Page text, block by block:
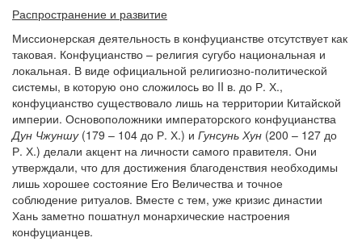
Распространение и развитие
Миссионерская деятельность в конфуцианстве отсутствует как
таковая. Конфуцианство – религия сугубо национальная и
локальная. В виде официальной религиозно-политической
системы, в которую оно сложилось во II в. до Р. Х.,
конфуцианство существовало лишь на территории Китайской
империи. Основоположники императорского конфуцианства
Дун Чжуншу (179 – 104 до Р. Х.) и Гунсунь Хун (200 – 127 до
Р. Х.) делали акцент на личности самого правителя. Они
утверждали, что для достижения благоденствия необходимы
лишь хорошее состояние Его Величества и точное
соблюдение ритуалов. Вместе с тем, уже кризис династии
Хань заметно пошатнул монархические настроения
конфуцианцев.